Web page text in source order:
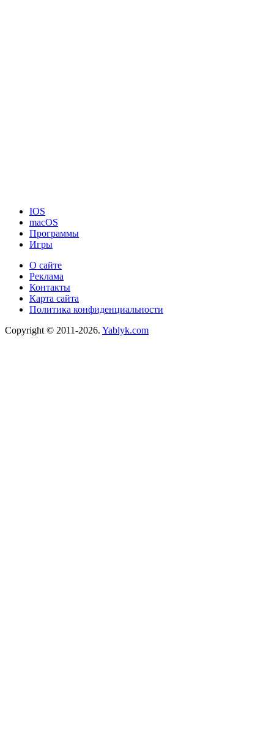
IOS
macOS
Программы
Игры
О сайте
Реклама
Контакты
Карта сайта
Политика конфиденциальности
Copyright © 2011-2026. Yablyk.сom